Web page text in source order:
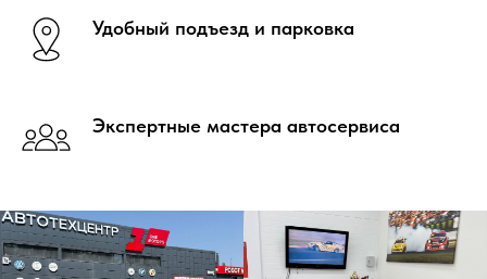
Удобный подъезд и парковка
Экспертные мастера автосервиса